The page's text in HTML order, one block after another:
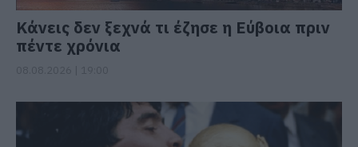
Κάνεις δεν ξεχνά τι έζησε η Εύβοια πριν
πέντε χρόνια